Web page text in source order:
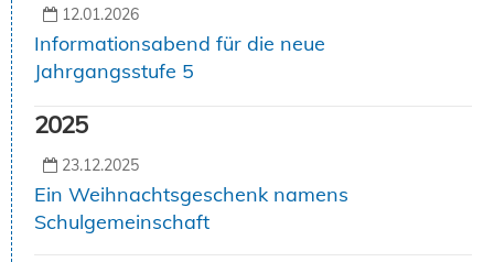
12.01.2026
Informationsabend für die neue
Jahrgangsstufe 5
2025
23.12.2025
Ein Weihnachtsgeschenk namens
Schulgemeinschaft